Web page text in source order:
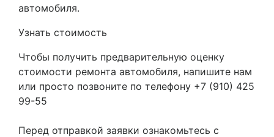
автомобиля.
Узнать стоимость
Чтобы получить предварительную оценку
стоимости ремонта автомобиля, напишите нам
или просто позвоните по телефону +7 (910) 425
99-55
Перед отправкой заявки ознакомьтесь с